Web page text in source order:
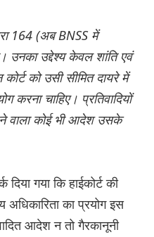
164 (अब BNSS में
उनका उद्देश्य केवल शांति एवं
को उसी सीमित दायरे में
करना चाहिए। प्रतिवादियों
वाला कोई भी आदेश उसके
गया कि हाईकोर्ट की
का प्रयोग इस
आदेश न तो गैरकानूनी